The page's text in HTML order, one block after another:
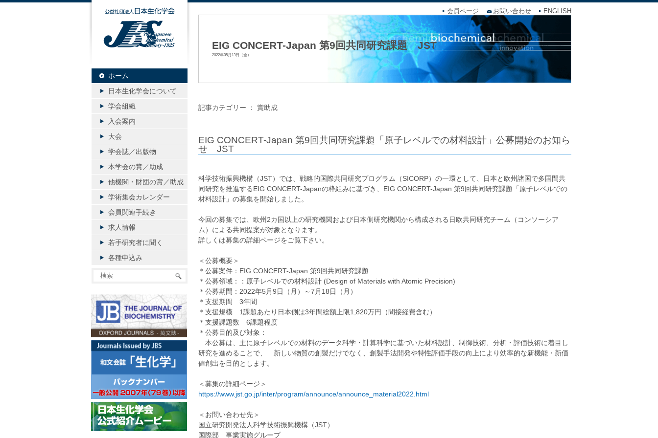
会員ページ お問い合わせ ENGLISH
EIG CONCERT-Japan 第9回共同研究課題 JST
2022年05月13日（金）
記事カテゴリー ： 賞助成
EIG CONCERT-Japan 第9回共同研究課題「原子レベルでの材料設計」公募開始のお知ら
せ JST
科学技術振興機構（JST）では、戦略的国際共同研究プログラム（SICORP）の一環として、日本と欧州諸国で多国間共
同研究を推進するEIG CONCERT-Japanの枠組みに基づき、EIG CONCERT-Japan 第9回共同研究課題「原子レベルでの
材料設計」の募集を開始しました。
今回の募集では、欧州2カ国以上の研究機関および日本側研究機関から構成される日欧共同研究チーム（コンソーシア
ム）による共同提案が対象となります。
詳しくは募集の詳細ページをご覧下さい。
＜公募概要＞
＊公募案件：EIG CONCERT-Japan 第9回共同研究課題
＊公募領域：：原子レベルでの材料設計 (Design of Materials with Atomic Precision)
＊公募期間：2022年5月9日（月）～7月18日（月）
＊支援期間 3年間
＊支援規模 1課題あたり日本側は3年間総額上限1,820万円（間接経費含む）
＊支援課題数 6課題程度
＊公募目的及び対象：
本公募は、主に原子レベルでの材料のデータ科学・計算科学に基づいた材料設計、制御技術、分析・評価技術に着目し
研究を進めることで、 新しい物質の創製だけでなく、創製手法開発や特性評価手段の向上により効率的な新機能・新価
値創出を目的とします。
＜募集の詳細ページ＞
https://www.jst.go.jp/inter/program/announce/announce_material2022.html
＜お問い合わせ先＞
国立研究開発法人科学技術振興機構（JST）
国際部 事業実施グループ
公益社団法人日本生化学会
ホーム
日本生化学会について
学会組織
入会案内
大会
学会誌／出版物
本学会の賞／助成
他機関・財団の賞／助成
学術集会カレンダー
会員関連手続き
求人情報
若手研究者に聞く
各種申込み